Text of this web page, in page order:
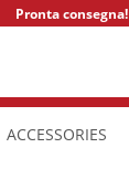
Pronta consegna!
ACCESSORIES